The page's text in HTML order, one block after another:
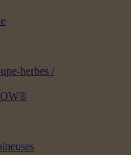
herbes /